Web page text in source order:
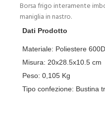
Borsa frigo interamente
maniglia in nastro.
Dati Prodotto
Materiale: Poliestere
Misura: 20x28.5x10.5 cm
Peso: 0,105 Kg
Tipo confezione: Bustina